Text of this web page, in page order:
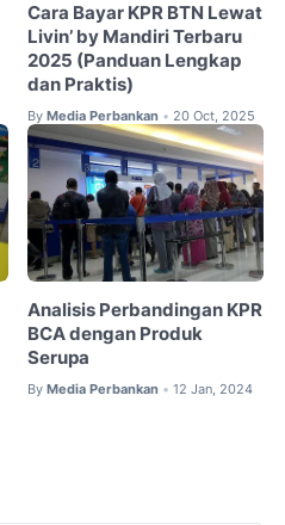
Cara Bayar KPR BTN Lewat
Livin’ by Mandiri Terbaru
2025 (Panduan Lengkap
dan Praktis)
By Media Perbankan • 20 Oct, 2025
Analisis Perbandingan KPR
BCA dengan Produk
Serupa
By Media Perbankan • 12 Jan, 2024